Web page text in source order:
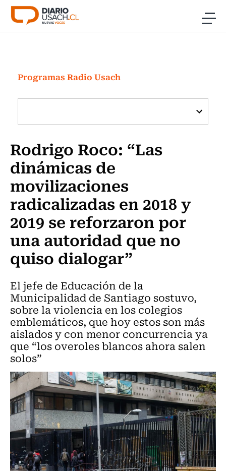
Click acá para ir directamente al contenido
Investigación
Cultura
Programas Radio y TV Usach
Programas Radio Usach
Rodrigo Roco: “Las
dinámicas de
movilizaciones
radicalizadas en 2018 y
2019 se reforzaron por
una autoridad que no
quiso dialogar”
El jefe de Educación de la
Municipalidad de Santiago sostuvo,
sobre la violencia en los colegios
emblemáticos, que hoy estos son más
aislados y con menor concurrencia ya
que “los overoles blancos ahora salen
solos”